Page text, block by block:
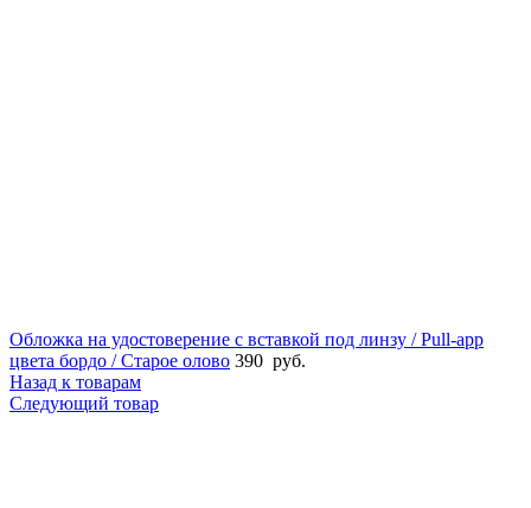
Обложка на удостоверение с вставкой под линзу / Pull-app
цвета бордо / Старое олово 390 руб.
Назад к товарам
Следующий товар